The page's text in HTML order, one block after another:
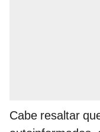
Cabe resaltar